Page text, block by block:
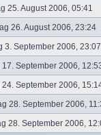
25. August 2006, 05:41
26. August 2006, 23:24
3. September 2006,
17. September 2006,
24. September 2006,
28. September 2006,
28. September 2006,